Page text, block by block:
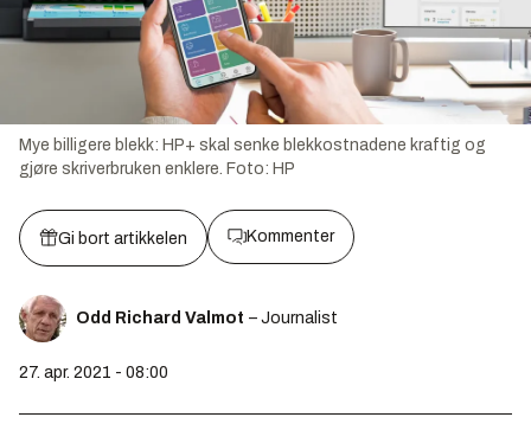
Mye billigere blekk: HP+ skal senke blekkostnadene kraftig og
gjøre skriverbruken enklere. Foto: HP
Gi bort artikkelen Kommenter
Odd Richard Valmot – Journalist
27. apr. 2021 - 08:00